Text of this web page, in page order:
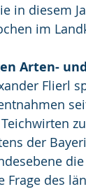
in diesem
im
Arten-
Flierl
der
Frage des